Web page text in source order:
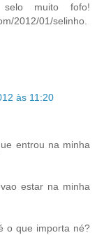
muito fofo!
2012/01/selinho.
às 11:20
entrou na minha
estar na minha
o que importa né?